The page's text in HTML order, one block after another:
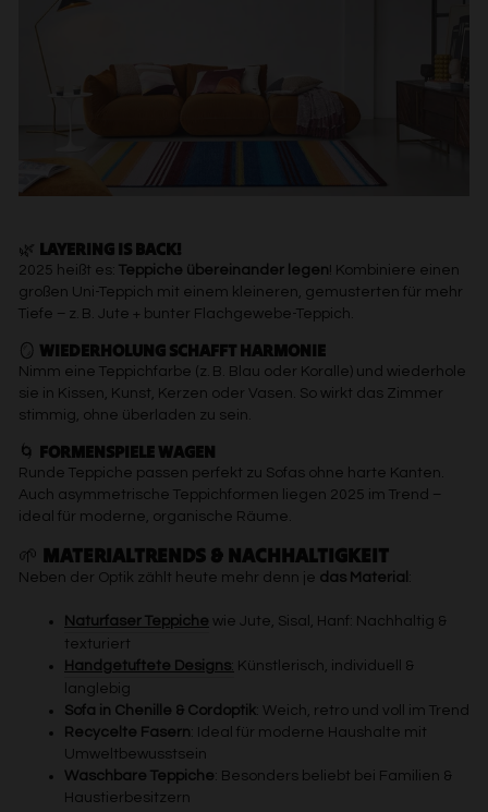
🌿 LAYERING IS BACK!
2025 heißt es: Teppiche übereinander legen! Kombiniere einen
großen Uni-Teppich mit einem kleineren, gemusterten für mehr
Tiefe – z. B. Jute + bunter Flachgewebe-Teppich.
🪞 WIEDERHOLUNG SCHAFFT HARMONIE
Nimm eine Teppichfarbe (z. B. Blau oder Koralle) und wiederhole
sie in Kissen, Kunst, Kerzen oder Vasen. So wirkt das Zimmer
stimmig, ohne überladen zu sein.
🌀 FORMENSPIELE WAGEN
Runde Teppiche passen perfekt zu Sofas ohne harte Kanten.
Auch asymmetrische Teppichformen liegen 2025 im Trend –
ideal für moderne, organische Räume.
🌱 MATERIALTRENDS & NACHHALTIGKEIT
Neben der Optik zählt heute mehr denn je das Material :
Naturfaser Teppiche wie Jute, Sisal, Hanf: Nachhaltig &
texturiert
Handgetuftete Designs: Künstlerisch, individuell &
langlebig
Sofa in Chenille & Cordoptik: Weich, retro und voll im Trend
Recycelte Fasern: Ideal für moderne Haushalte mit
Umweltbewusstsein
Waschbare Teppiche: Besonders beliebt bei Familien &
Haustierbesitzern